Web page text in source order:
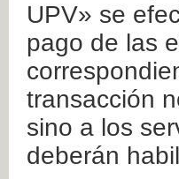
UPV» se
pago de las
transacción
sino a los
deberán